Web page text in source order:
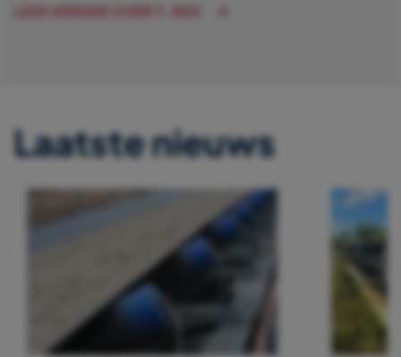
LEES VERDER OVER T-REX
Laatste nieuws